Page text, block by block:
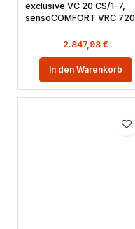
exclusive VC 20 CS/1-7,
sensoCOMFORT VRC 720
2.847,98 €
In den Warenkorb